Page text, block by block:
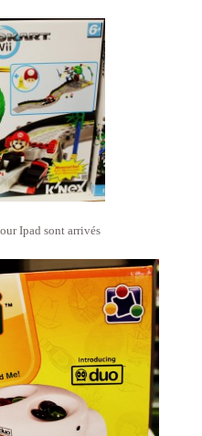
Ipad sont arrivés